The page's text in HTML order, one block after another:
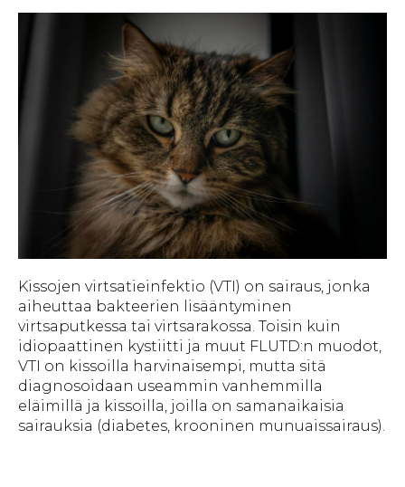
Kissojen virtsatieinfektio (VTI) on sairaus, jonka
aiheuttaa bakteerien lisääntyminen
virtsaputkessa tai virtsarakossa. Toisin kuin
idiopaattinen kystiitti ja muut FLUTD:n muodot,
VTI on kissoilla harvinaisempi, mutta sitä
diagnosoidaan useammin vanhemmilla
eläimillä ja kissoilla, joilla on samanaikaisia
sairauksia (diabetes, krooninen munuaissairaus).